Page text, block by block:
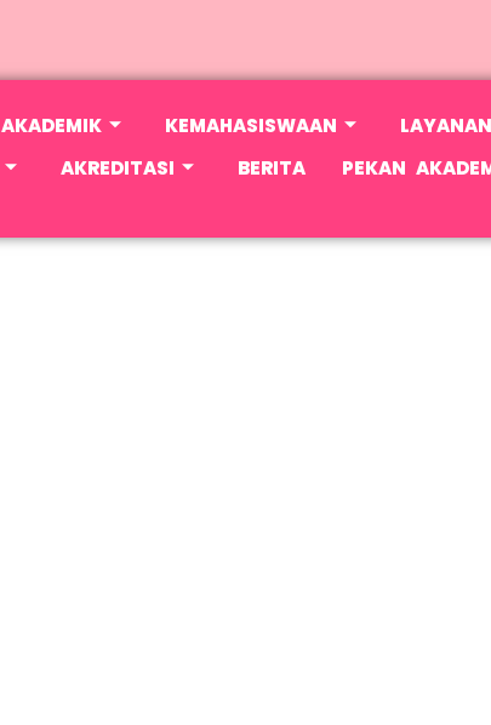
AKADEMIK KEMAHASISWAAN LAYANAN
AKREDITASI BERITA PEKAN